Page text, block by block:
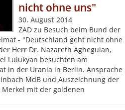
nicht ohne uns"
30. August 2014
ZAD zu Besuch beim Bund der
- "Deutschland geht nicht ohne
Herr Dr. Nazareth Agheguian,
Lulukyan besuchten am
in der Urania in Berlin. Ansprache
MdB und Auszeichnung der
mit der goldenen